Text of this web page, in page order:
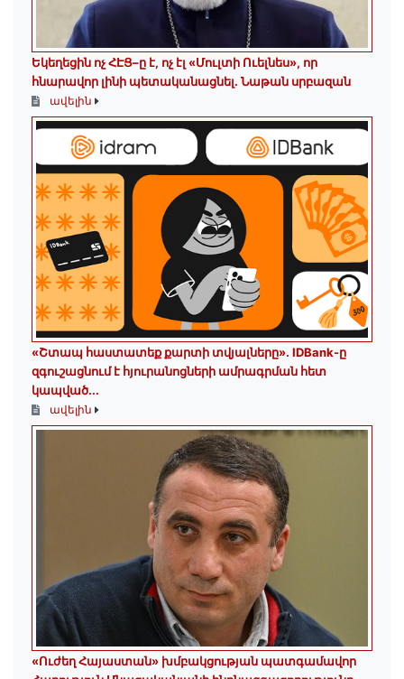
Եկեղեցին ոչ ՀԷՑ–ը է, ոչ էլ «Մուլտի Ուելնես», որ
հնարավոր լինի պետականացնել. Նաթան սրբազան
ավելին
«Շտապ հաստատեք քարտի տվյալները»․ IDBank-ը
զգուշացնում է հյուրանոցների ամրագրման հետ
կապված...
ավելին
«Ուժեղ Հայաստան» խմբակցության պատգամավոր